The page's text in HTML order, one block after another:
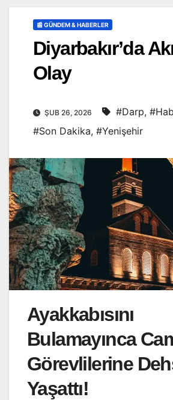
📰 GÜNDEM & HABERLER
Diyarbakır’da
Olay
ŞUB 26, 2026 #Darp,
#Son Dakika, #Yenişehir
Ayakkabısını
Bulamayınca
Görevlilerine
Yaşattı!